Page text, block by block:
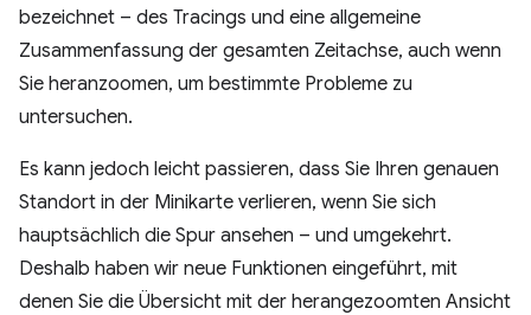
bezeichnet – des Tracings und eine allgemeine
Zusammenfassung der gesamten Zeitachse, auch wenn
Sie heranzoomen, um bestimmte Probleme zu
untersuchen.
Es kann jedoch leicht passieren, dass Sie Ihren genauen
Standort in der Minikarte verlieren, wenn Sie sich
hauptsächlich die Spur ansehen – und umgekehrt.
Deshalb haben wir neue Funktionen eingeführt, mit
denen Sie die Übersicht mit der herangezoomten Ansicht